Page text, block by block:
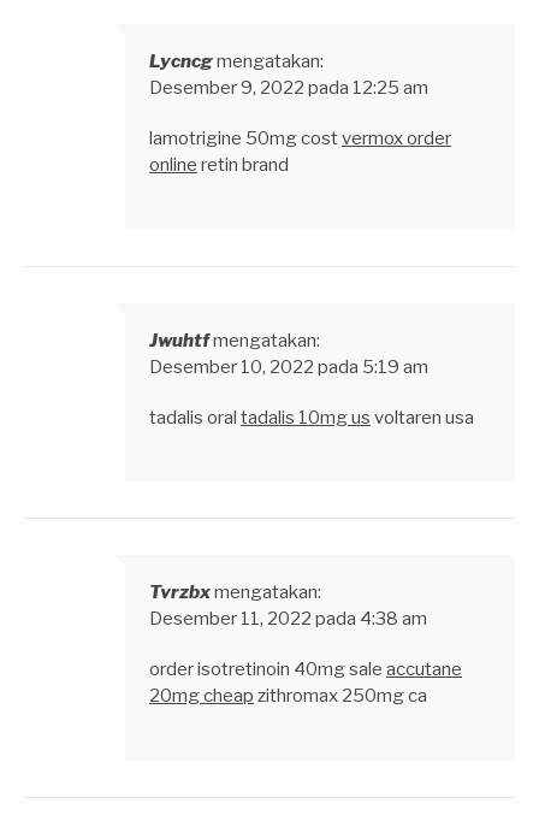
Lycncgmengatakan:
Desember 9, 2022 pada 12:25 am
lamotrigine 50mg costvermox order
online retin brand
Jwuhtfmengatakan:
Desember 10, 2022 pada 5:19 am
tadalis oral tadalis 10mg us voltaren usa
Tvrzbxmengatakan:
Desember 11, 2022 pada 4:38 am
order isotretinoin 40mg sale accutane
20mg cheap zithromax 250mg ca